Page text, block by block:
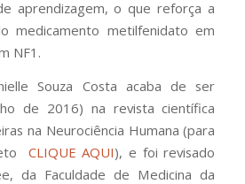
aprendizagem, o que reforça a
medicamento metilfenidato em
NF1.
Souza Costa acaba de ser
de 2016) na revista científica
na Neurociência Humana (para
CLIQUE AQUI), e foi revisado
da Faculdade de Medicina da